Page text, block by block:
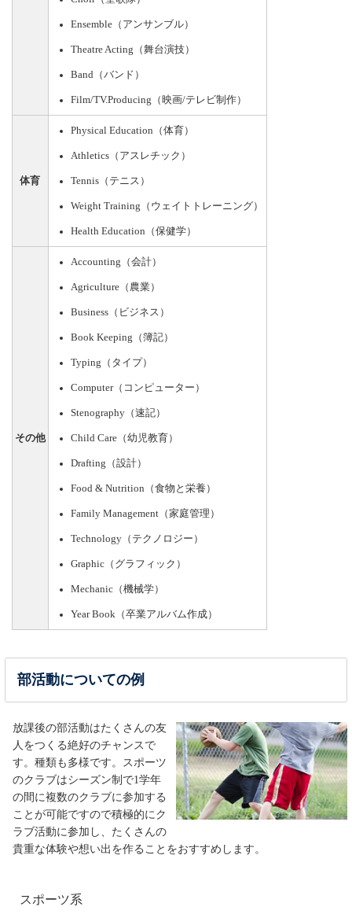
Ensemble（アンサンブル）
Theatre Acting（舞台演技）
Band（バンド）
Film/TV.Producing（映画/テレビ制作）
体育
Physical Education（体育）
Athletics（アスレチック）
Tennis（テニス）
Weight Training（ウェイトトレーニング）
Health Education（保健学）
その他
Accounting（会計）
Agriculture（農業）
Business（ビジネス）
Book Keeping（簿記）
Typing（タイプ）
Computer（コンピューター）
Stenography（速記）
Child Care（幼児教育）
Drafting（設計）
Food & Nutrition（食物と栄養）
Family Management（家庭管理）
Technology（テクノロジー）
Graphic（グラフィック）
Mechanic（機械学）
Year Book（卒業アルバム作成）
部活動についての例
放課後の部活動はたくさんの友
人をつくる絶好のチャンスで
す。種類も多様です。スポーツ
のクラブはシーズン制で1学年
の間に複数のクラブに参加する
ことが可能ですので積極的にク
ラブ活動に参加し、たくさんの
貴重な体験や想い出を作ることをおすすめします。
スポーツ系